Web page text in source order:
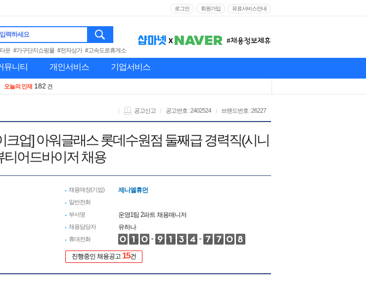
로그인 회원가입 유료서비스안내
력하세요
운 #가구단지쇼핑몰 #전자상가 #고속도로휴게소
뮤니티 개인서비스 기업서비스
오늘의 인재 182 건
브랜드번호 : 26227
공고번호 : 2402524
공고신고
업] 아워글래스 롯데수원점 둘째급 경력직(시니
티어드바이저 채용
채용매장(기업) 제니엘휴먼
일반전화
부서명
운영1팀 2파트 채용매니저
채용담당자 유하나
휴대전화
진행중인 채용공고 15건